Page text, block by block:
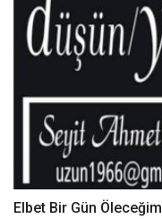
Elbet Bir Gün Öleceğim